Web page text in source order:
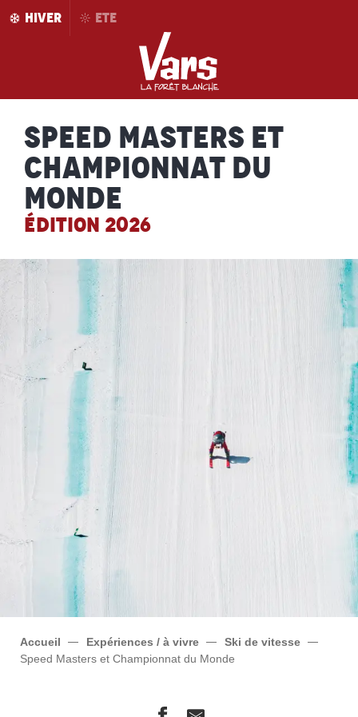
AllerHIVER ETE
Speed Masters et
Championnat du
Monde
ÉDITION 2026
Accueil Expériences / à vivre
Ski de vitesse
Speed Masters et Championnat du Monde